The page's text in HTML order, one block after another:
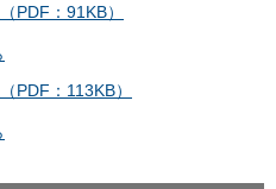
PDF：91KB）
PDF：113KB）